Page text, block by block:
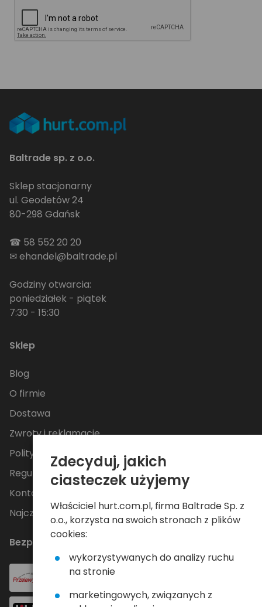
Baltrade sp. z o.o.
Sklep stacjonarny
ul. Geodetów 24
80-298 Gdańsk
☎ 58 552 20 20
✉ehandel@baltrade.pl
Godziny otwarcia:
poniedziałek - piątek
7:30 - 15:30
Sklep
Blog
O firmie
Dostawa
Zwroty i reklamacje
Polityka Prywatności
Regulamin
Kontakt
Najczęściej zadawane pytania
Bezpieczne płatności
Zdecyduj, jakich
ciasteczek użyjemy
Właściciel hurt.com.pl, firma Baltrade Sp. z
o.o., korzysta na swoich stronach z plików
cookies:
wykorzystywanych do analizy ruchu
na stronie
marketingowych, związanych z